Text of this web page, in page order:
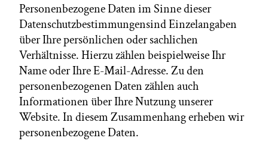
Personenbezogene Daten im Sinne dieser
Datenschutzbestimmungensind Einzelangaben
über Ihre persönlichen oder sachlichen
Verhältnisse. Hierzu zählen beispielweise Ihr
Name oder Ihre E-Mail-Adresse. Zu den
personenbezogenen Daten zählen auch
Informationen über Ihre Nutzung unserer
Website. In diesem Zusammenhang erheben wir
personenbezogene Daten.